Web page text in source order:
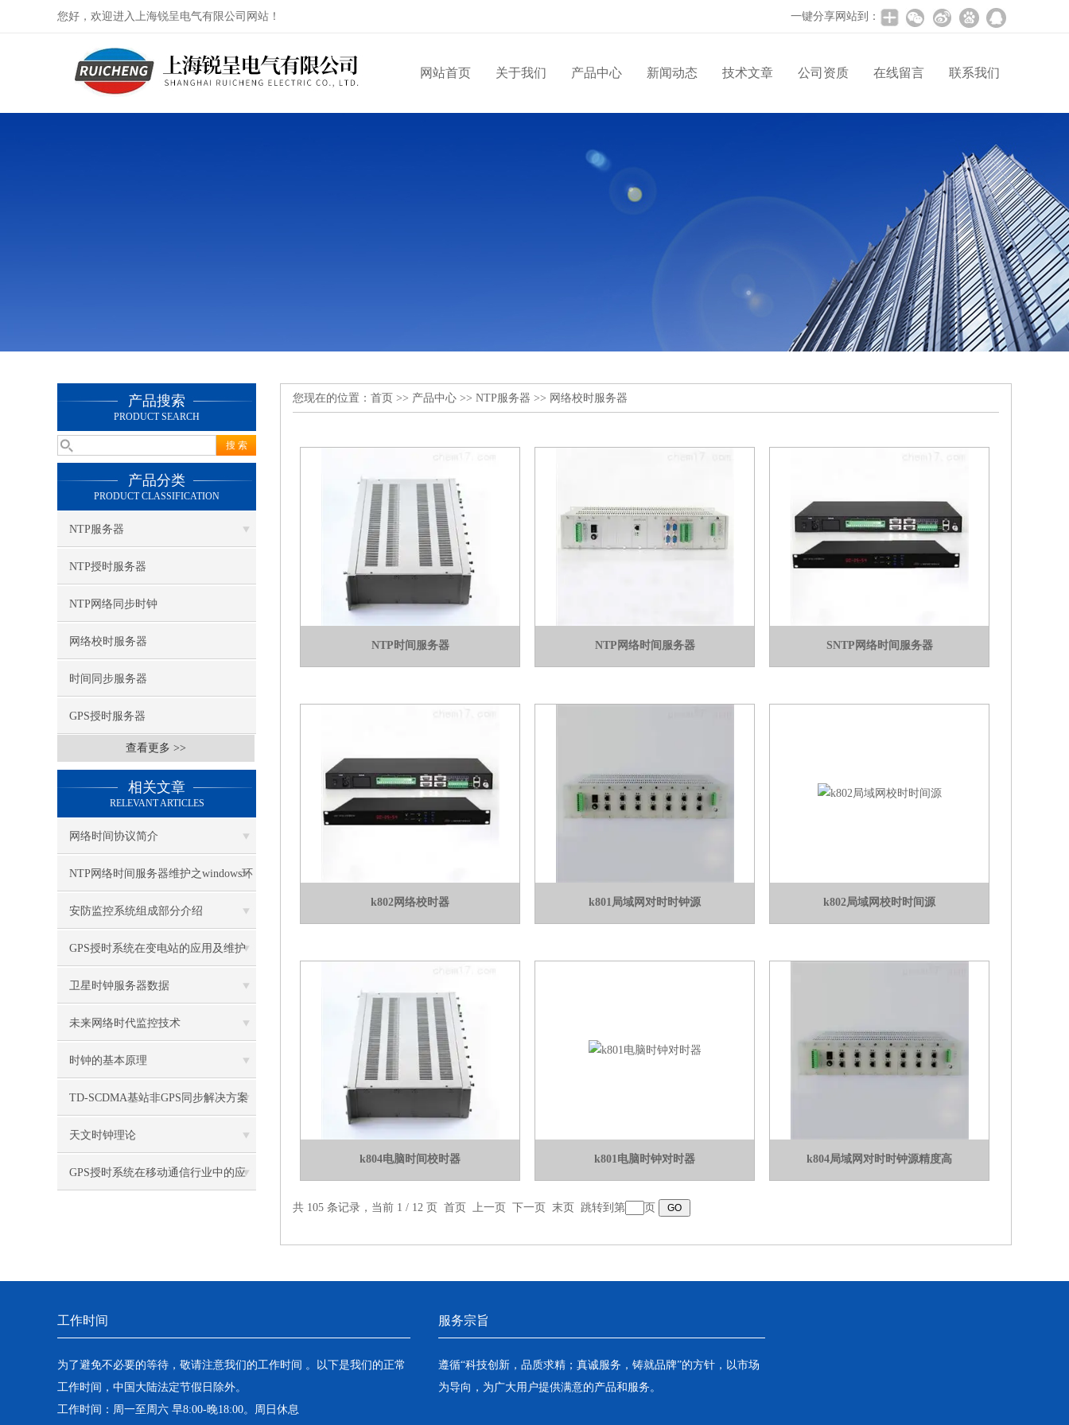
您好，欢迎进入上海锐呈电气有限公司网站！ 一键分享网站到：
网站首页 关于我们 产品中心 新闻动态 技术文章 公司资质 在线留言 联系我们
产品搜索
PRODUCT SEARCH
产品分类
PRODUCT CLASSIFICATION
NTP服务器
NTP授时服务器
NTP网络同步时钟
网络校时服务器
时间同步服务器
GPS授时服务器
查看更多 >>
相关文章
RELEVANT ARTICLES
网络时间协议简介
NTP网络时间服务器维护之windows环
境NTP配置
安防监控系统组成部分介绍
GPS授时系统在变电站的应用及维护
保养（1）
卫星时钟服务器数据
未来网络时代监控技术
时钟的基本原理
TD-SCDMA基站非GPS同步解决方案
研究二
天文时钟理论
GPS授时系统在移动通信行业中的应
您现在的位置： 首页 >> 产品中心 >> NTP服务器 >> 网络校时服务器
NTP时间服务器 NTP网络时间服务器 SNTP网络时间服务器
k802网络校时器 k801局域网对时时钟源 k802局域网校时时间源
k804电脑时间校时器 k801电脑时钟对时器 k804局域网对时时钟源精度高
共 105 条记录，当前 1 / 12 页 首页 上一页 下一页 末页 跳转到第 页
工作时间
为了避免不必要的等待，敬请注意我们的工作时间 。以下是我们的正常
工作时间，中国大陆法定节假日除外。
工作时间：周一至周六 早8:00-晚18:00。周日休息
服务宗旨
遵循“科技创新，品质求精；真诚服务，铸就品牌”的方针，以市场
为导向，为广大用户提供满意的产品和服务。